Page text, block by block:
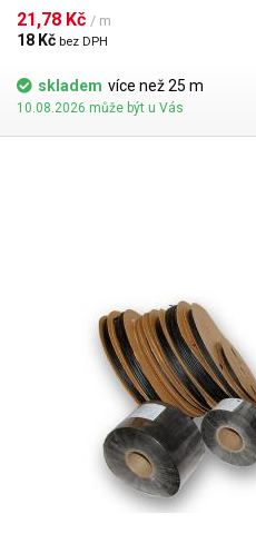
elektrikářská izolační páska je nyní
fólie.
21,78 Kč / m
18 Kč bez DPH
skladem více než 25 m
10.08.2026 může být u Vás